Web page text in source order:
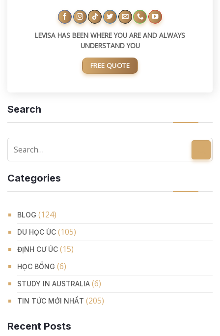
LEVISA HAS BEEN WHERE YOU ARE AND ALWAYS
UNDERSTAND YOU
FREE QUOTE
Search
Categories
BLOG (124)
DU HỌC ÚC (105)
ĐỊNH CƯ ÚC (15)
HỌC BỔNG (6)
STUDY IN AUSTRALIA (6)
TIN TỨC MỚI NHẤT (205)
Recent Posts